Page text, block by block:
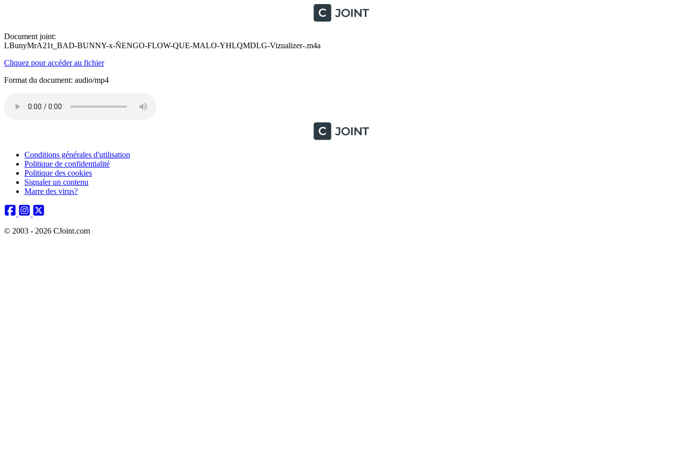
Document joint:
LBunyMrA21t_BAD-BUNNY-x-ÑENGO-FLOW-QUE-MALO-YHLQMDLG-Vizualizer-.m4a
Cliquez pour accéder au fichier
Format du document: audio/mp4
Conditions générales d'utilisation
Politique de confidentialité
Politique des cookies
Signaler un contenu
Marre des virus?
© 2003 - 2026 CJoint.com